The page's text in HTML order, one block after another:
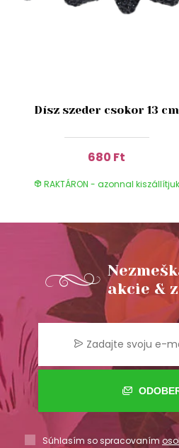
Dísz szeder csokor 13 cm
680 Ft
RAKTÁRON - azonnal kiszállítjuk
akcie &
Súhlasím so spracovaním